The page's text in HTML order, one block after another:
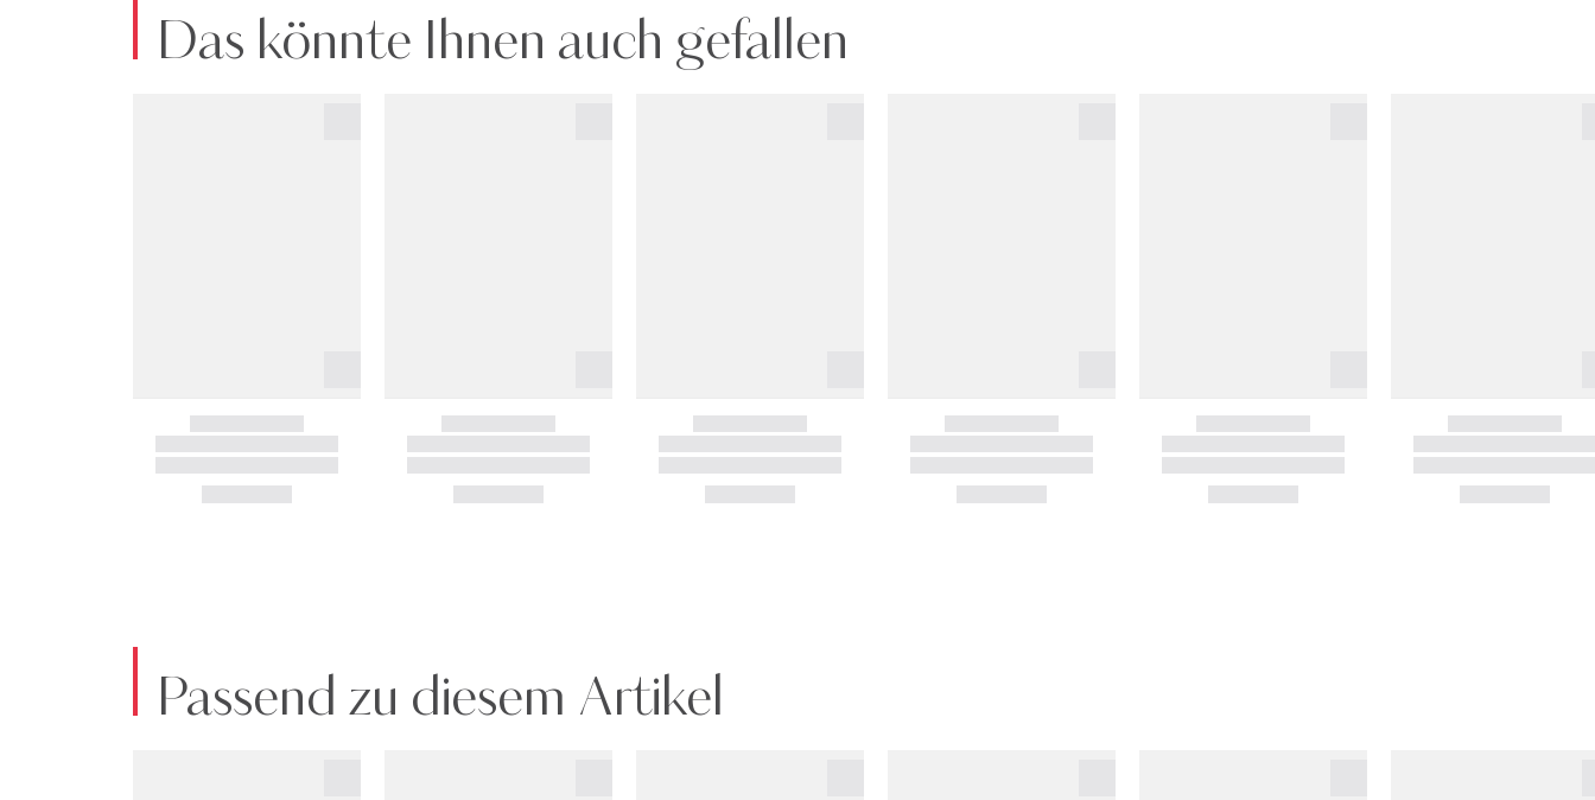
Das könnte Ihnen auch gefallen
Passend zu diesem Artikel